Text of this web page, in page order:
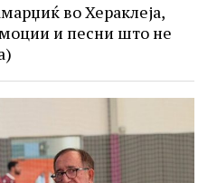
во Хераклеја,
и песни што не